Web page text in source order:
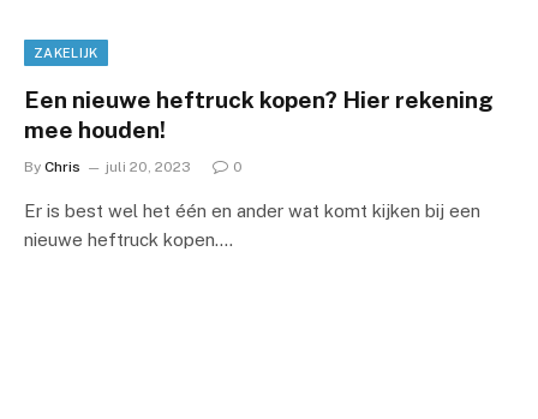
ZAKELIJK
Een nieuwe heftruck kopen? Hier rekening
mee houden!
By Chris juli 20, 2023 0
Er is best wel het één en ander wat komt kijken bij een
nieuwe heftruck kopen.…